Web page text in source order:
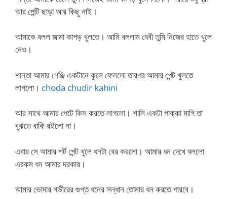
আর পেন্টি ছাড়া আর কিছু নাই।
আমাকে বলল জামা কাপড় খুলতে। আমি বললাম বেবী তুমি নিজের হাতে খুলে
নেও।
শান্তা আমার গেঞ্জি একটানে কুলে ফেললো তারপর আমার পেন্ট খুলতে
লাগলো। choda chudir kahini
আর সাথে আমার পেটে কিস করতে লাগলো। শালি একটা পাক্কা মাগি তা
বুঝতে বাকি রইলো না।
এবার সে আমার শর্ট পেন্ট খুলে ধনটা বের করলো। আমার ধন দেখে বললো
এরকম ধন আমার দরকার।
আমার ভোদার গভীরের গুপ্ত ধনের সন্ধান তোমার ধন করতে পারবে।